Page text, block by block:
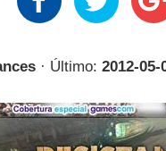
· Último: 2012-05-